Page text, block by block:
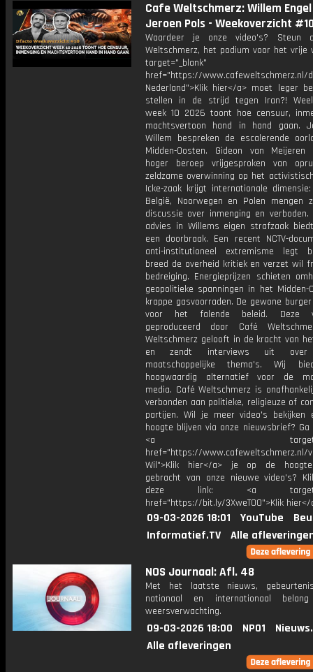
Cafe Weltschmerz: Willem
Jeroen Pols - Weekoverzicht
Waardeer je onze video's? Steun
Weltschmerz, het podium voor het vrije
target="_blank"
href="https://www.cafeweltschmerz.nl/
Nederland">Klik hier</a> moet leger
stellen in de strijd tegen Iran?!
week 10 2026 toont hoe censuur,
machtsvertoon hand in hand gaan.
Willem bespreken de escalerende
Midden-Oosten. Gideon van
hoger beroep vrijgesproken van
zeldzame overwinning op het
Icke-zaak krijgt internationale
België, Noorwegen en Polen mengen
discussie over inmenging en verboden.
advies in Willems eigen strafzaak
een doorbraak. Een recent NCTV-
anti-institutioneel extremisme legt
breed de overheid kritiek en verzet wil
bedreiging. Energieprijzen schieten
geopolitieke spanningen in het Midden-
krappe gasvoorraden. De gewone
voor het falende beleid. Deze
geproduceerd door Café
Weltschmerz gelooft in de kracht van
en zendt interviews uit over
maatschappelijke thema's. Wij
hoogwaardig alternatief voor de
media. Café Weltschmerz is
verbonden aan politieke, religieuze of
partijen. Wil je meer video's bekijken
hoogte blijven via onze nieuwsbrief? Ga
<a
href="https://www.cafeweltschmerz.nl/
Wil">Klik hier</a> je op de
gebracht van onze nieuwe video's?
deze link: <a
href="https://bit.ly/3XweTO0">Klik hier</
09-03-2026 18:01 YouTube
Informatief.TV
Alle
NOS Journaal: Afl. 48
Met het laatste nieuws,
nationaal en internationaal
weersverwachting.
09-03-2026 18:00 NPO1
Alle afleveringen